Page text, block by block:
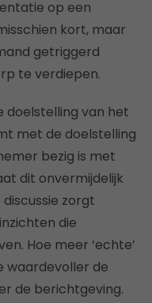
op een
kort, maar
getriggerd
te verdiepen.
doelstelling van het
met de doelstelling
bezig is met
dit onvermijdelijk
zorgt
die
Hoe meer ‘echte’
waardevoller de
de berichtgeving.